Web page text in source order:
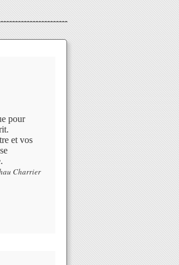
pour
et vos
Charrier